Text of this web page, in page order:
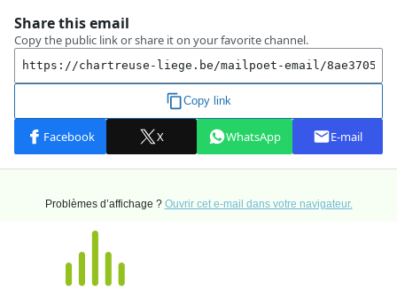
Problèmes d’affichage ? Ouvrir cet e-mail dans votre navigateur.